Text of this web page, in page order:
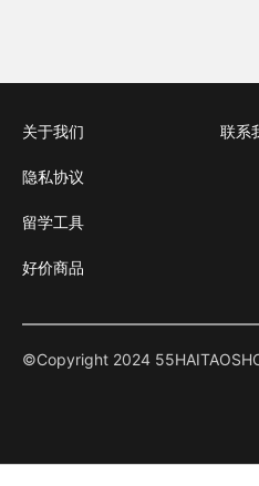
关于我们 联系
隐私协议
留学工具
好价商品
©Copyright 2024